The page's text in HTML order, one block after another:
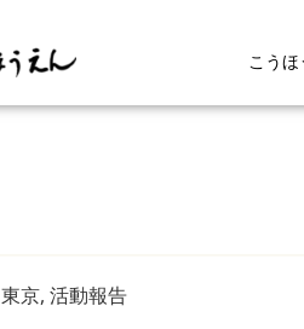
こう
東京, 活動報告